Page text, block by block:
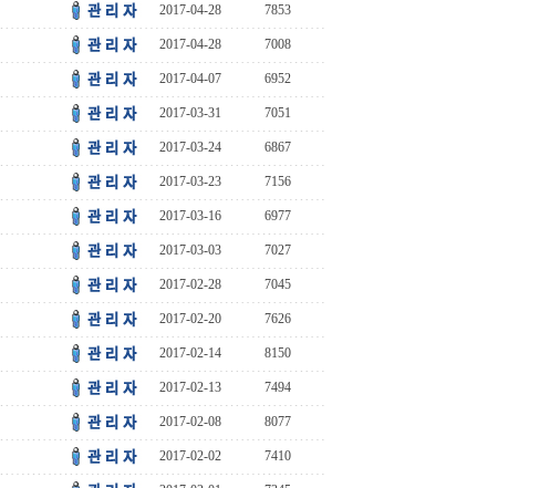
2017-04-28 7853
2017-04-28 7008
2017-04-07 6952
2017-03-31 7051
2017-03-24 6867
2017-03-23 7156
2017-03-16 6977
2017-03-03 7027
2017-02-28 7045
2017-02-20 7626
2017-02-14 8150
2017-02-13 7494
2017-02-08 8077
2017-02-02 7410